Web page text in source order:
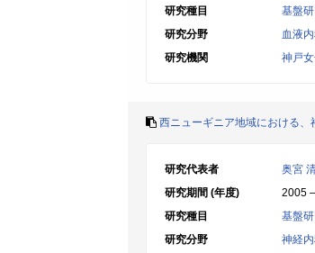
研究種目
基盤
研究分野
血液
研究機関
神戸
西ニューギニア地域における
研究代表者
奥宮
研究期間 (年度)
2005
研究種目
基盤
研究分野
神経